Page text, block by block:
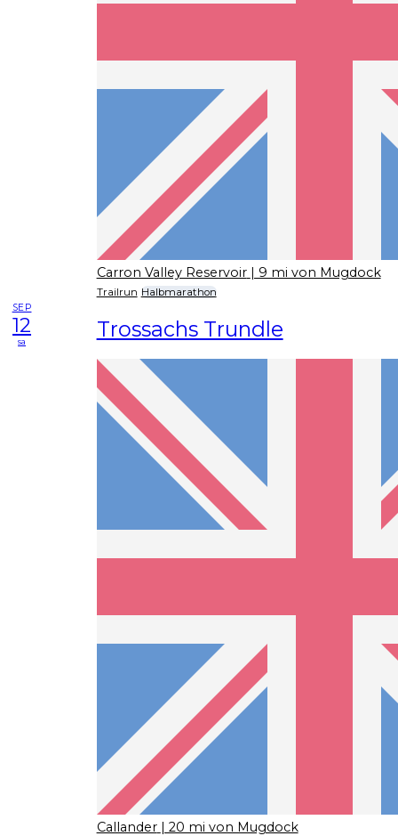
Carron Valley Reservoir | 9 mi von Mugdock
Trailrun Halbmarathon
SEP
12
sa Trossachs Trundle
Callander | 20 mi von Mugdock